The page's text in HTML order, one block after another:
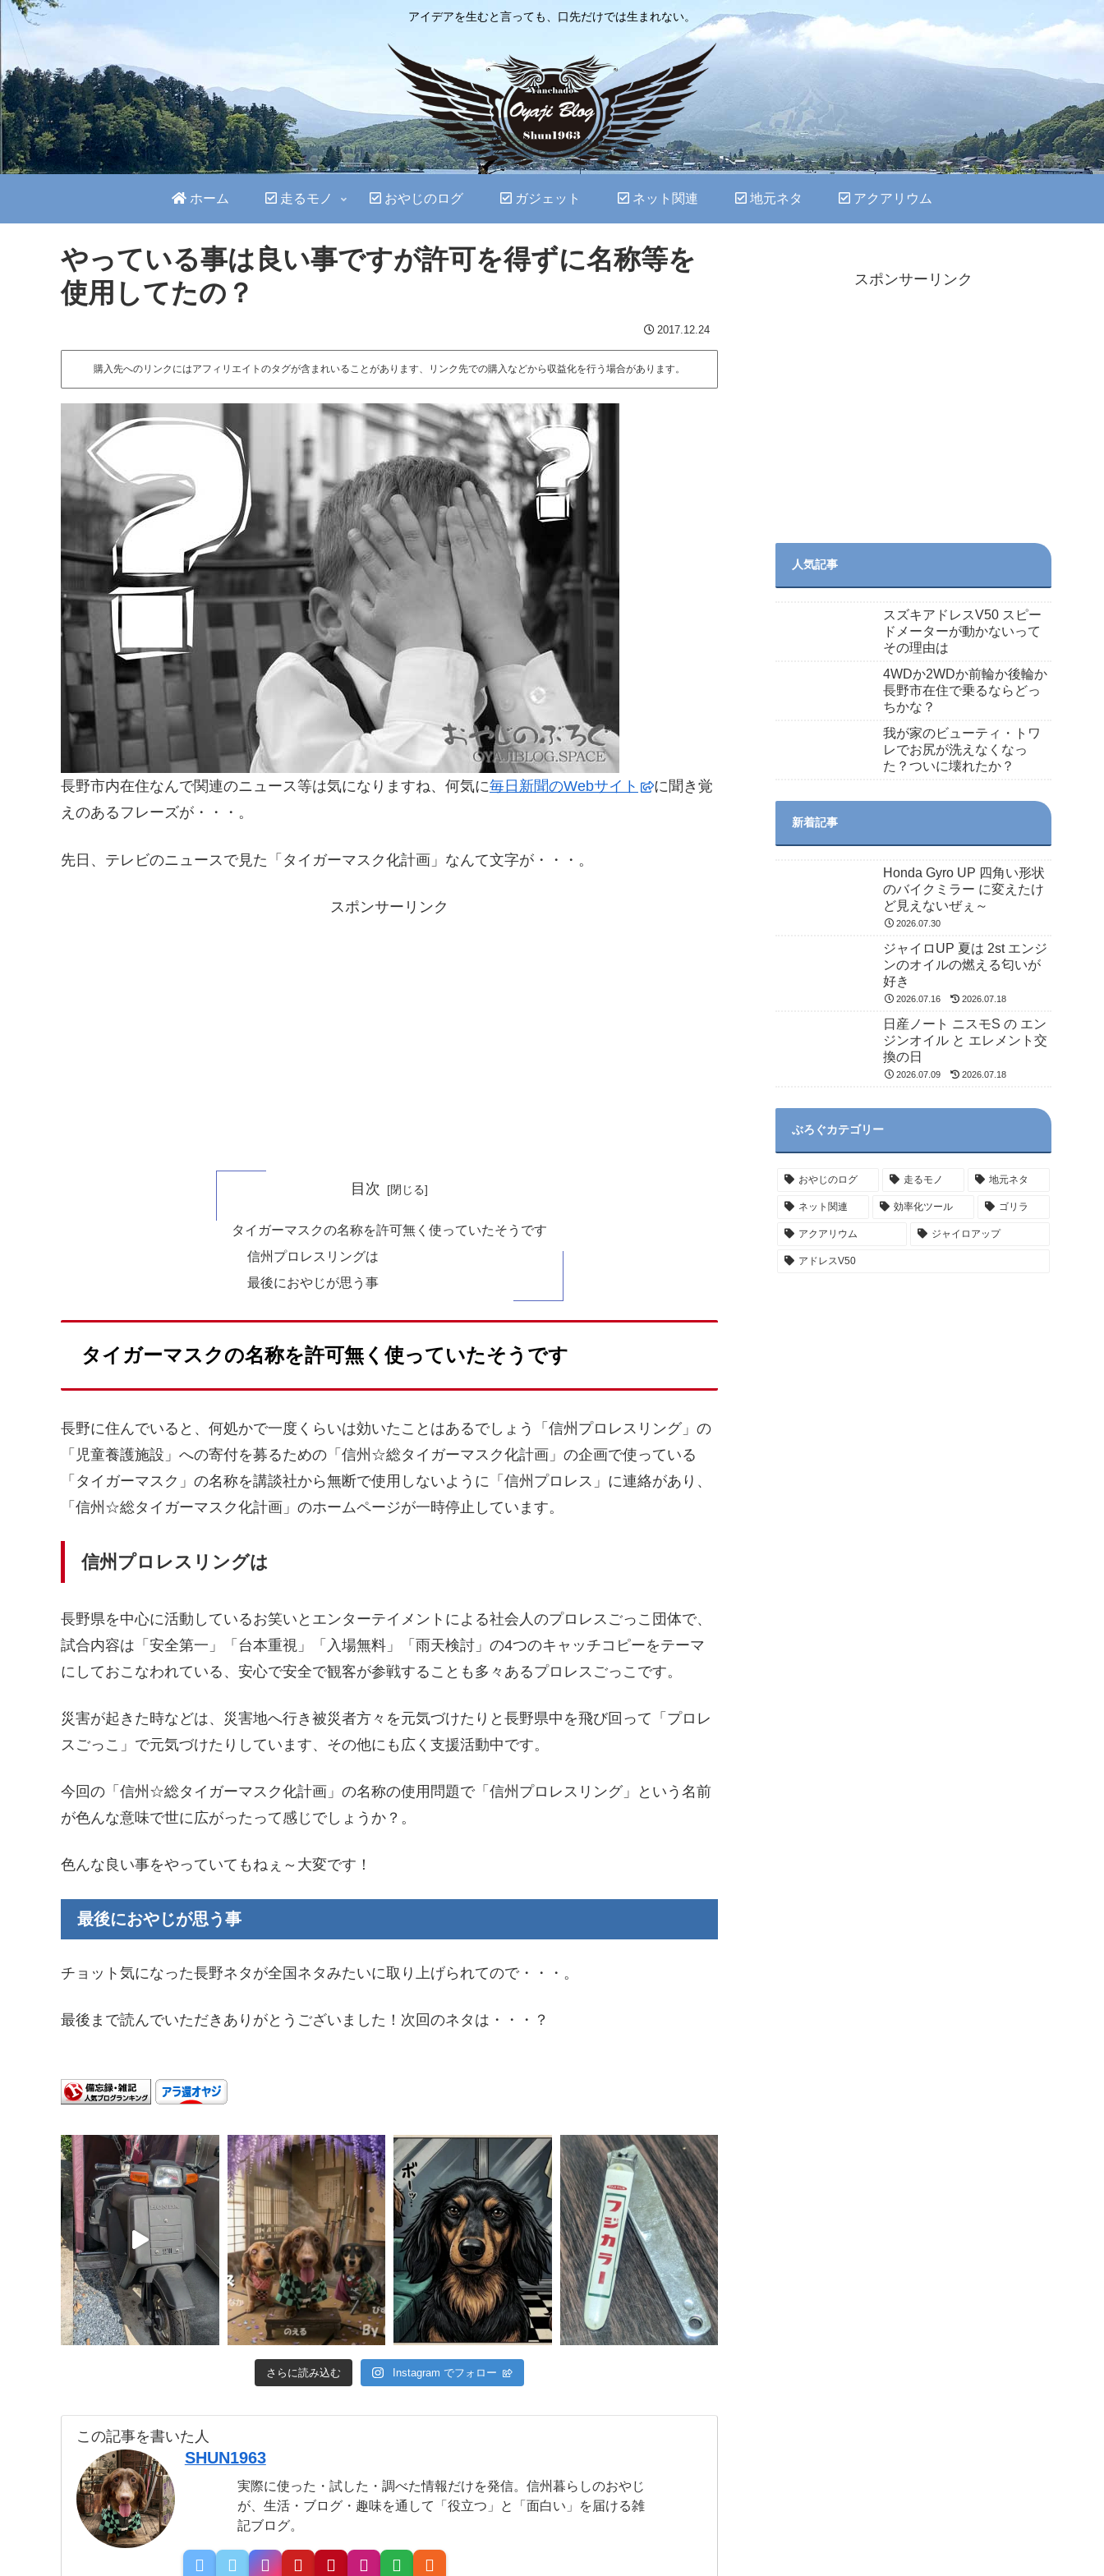
アイデアを生むと言っても、口先だけでは生まれない。
ホーム 走るモノ おやじのログ ガジェット ネット関連 地元ネタ アクアリウム
やっている事は良い事ですが許可を得ずに名称等を
使用してたの？
2017.12.24
購入先へのリンクにはアフィリエイトのタグが含まれいることがあります、リンク先での購入などから収益化を行う場合があります。
長野市内在住なんで関連のニュース等は気になりますね、何気に毎日新聞のWebサイト
に聞き覚
えのあるフレーズが・・・。
先日、テレビのニュースで見た「タイガーマスク化計画」なんて文字が・・・。
スポンサーリンク
目次
タイガーマスクの名称を許可無く使っていたそうです
信州プロレスリングは
最後におやじが思う事
タイガーマスクの名称を許可無く使っていたそうです
長野に住んでいると、何処かで一度くらいは効いたことはあるでしょう「信州プロレスリング」の
「児童養護施設」への寄付を募るための「信州☆総タイガーマスク化計画」の企画で使っている
「タイガーマスク」の名称を講談社から無断で使用しないように「信州プロレス」に連絡があり、
「信州☆総タイガーマスク化計画」のホームページが一時停止しています。
信州プロレスリングは
長野県を中心に活動しているお笑いとエンターテイメントによる社会人のプロレスごっこ団体で、
試合内容は「安全第一」「台本重視」「入場無料」「雨天検討」の4つのキャッチコピーをテーマ
にしておこなわれている、安心で安全で観客が参戦することも多々あるプロレスごっこです。
災害が起きた時などは、災害地へ行き被災者方々を元気づけたりと長野県中を飛び回って「プロレ
スごっこ」で元気づけたりしています、その他にも広く支援活動中です。
今回の「信州☆総タイガーマスク化計画」の名称の使用問題で「信州プロレスリング」という名前
が色んな意味で世に広がったって感じでしょうか？。
色んな良い事をやっていてもねぇ～大変です！
最後におやじが思う事
チョット気になった長野ネタが全国ネタみたいに取り上げられてので・・・。
最後まで読んでいただきありがとうございました！次回のネタは・・・？
さらに読み込む Instagram でフォロー
この記事を書いた人
SHUN1963
実際に使った・試した・調べた情報だけを発信。信州暮らしのおやじ
が、生活・ブログ・趣味を通して「役立つ」と「面白い」を届ける雑
記ブログ。
スポンサーリンク
人気記事
スズキアドレスV50 スピー
ドメーターが動かないって
その理由は
4WDか2WDか前輪か後輪か
長野市在住で乗るならどっ
ちかな？
我が家のビューティ・トワ
レでお尻が洗えなくなっ
た？ついに壊れたか？
新着記事
Honda Gyro UP 四角い形状
のバイクミラー に変えたけ
ど見えないぜぇ～
2026.07.30
ジャイロUP 夏は 2st エンジ
ンのオイルの燃える匂いが
好き
2026.07.16 2026.07.18
日産ノート ニスモS の エン
ジンオイル と エレメント交
換の日
2026.07.09 2026.07.18
ぶろぐカテゴリー
おやじのログ 走るモノ 地元ネタ
ネット関連 効率化ツール ゴリラ
アクアリウム ジャイロアップ
アドレスV50